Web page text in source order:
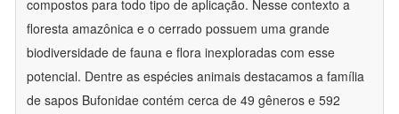
compostos para todo tipo de aplicação. Nesse contexto a
floresta amazônica e o cerrado possuem uma grande
biodiversidade de fauna e flora inexploradas com esse
potencial. Dentre as espécies animais destacamos a família
de sapos Bufonidae contém cerca de 49 gêneros e 592